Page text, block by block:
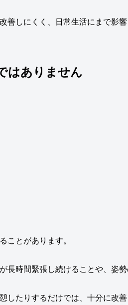
善しにくく、日常生活にまで影響
はありません
ことがあります。
長時間緊張し続けることや、姿
したりするだけでは、十分に改